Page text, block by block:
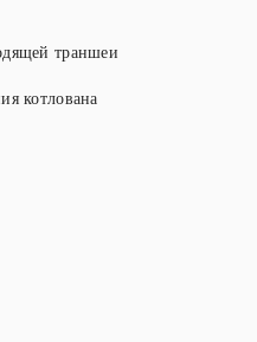
траншеи
котлована